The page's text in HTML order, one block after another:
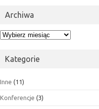
Archiwa
Archiwa
Kategorie
Inne (11)
Konferencje (3)